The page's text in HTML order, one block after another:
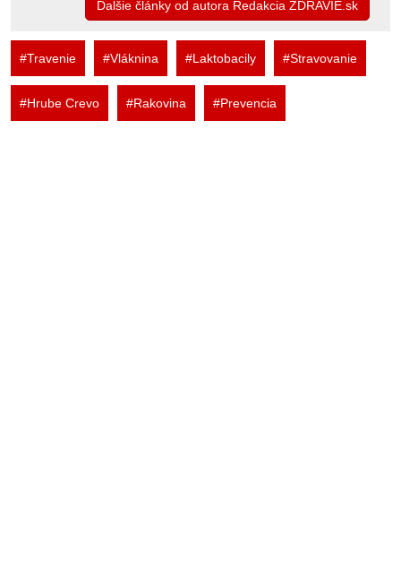
Ďalšie články od autora Redakcia ZDRAVIE.sk
#Travenie #Vláknina #Laktobacily #Stravovanie
#Hrube Crevo #Rakovina #Prevencia